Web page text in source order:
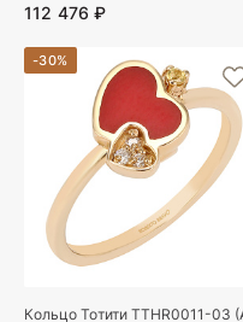
112 476 ₽
-30%